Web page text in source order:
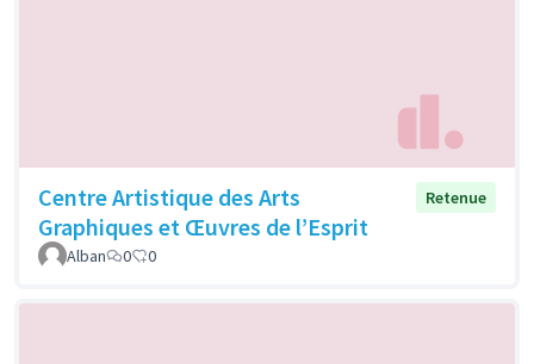
Centre Artistique des Arts
Graphiques et Œuvres de l’Esprit
Retenue
Alban 0 0